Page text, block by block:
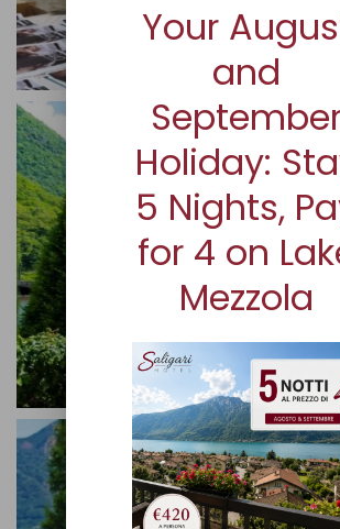
Your
and
Holiday:
5 Nights,
for 4 on
Mezzola